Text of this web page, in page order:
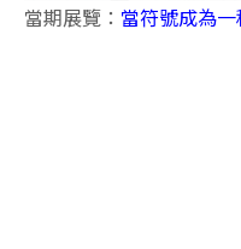
當期展覽： 當符號成為